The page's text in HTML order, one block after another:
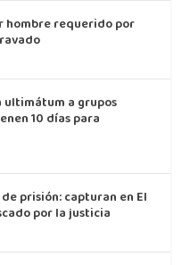
hombre requerido por
a grupos
10 días para
de prisión: capturan en El
por la justicia